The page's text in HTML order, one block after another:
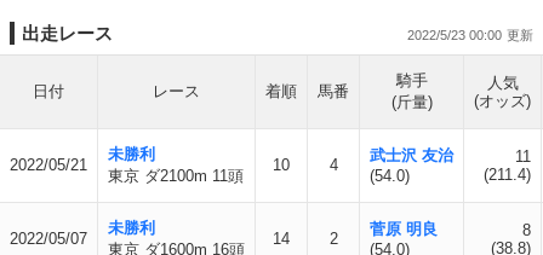
出走レース 2022/5/23 00:00
日付 レース 着順 馬番
騎手
(斤量)
人気
(オッズ)
2022/05/21
未勝利
東京 ダ2100m 11頭
10 4
武士沢 友治
(54.0)
11
(211.4)
2022/05/07
未勝利
東京 ダ1600m 16頭
14 2
菅原 明良
(54.0)
8
(38.8)